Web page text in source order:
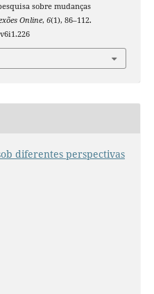
sobre mudanças
Online, 6(1), 86–112.
diferentes perspectivas